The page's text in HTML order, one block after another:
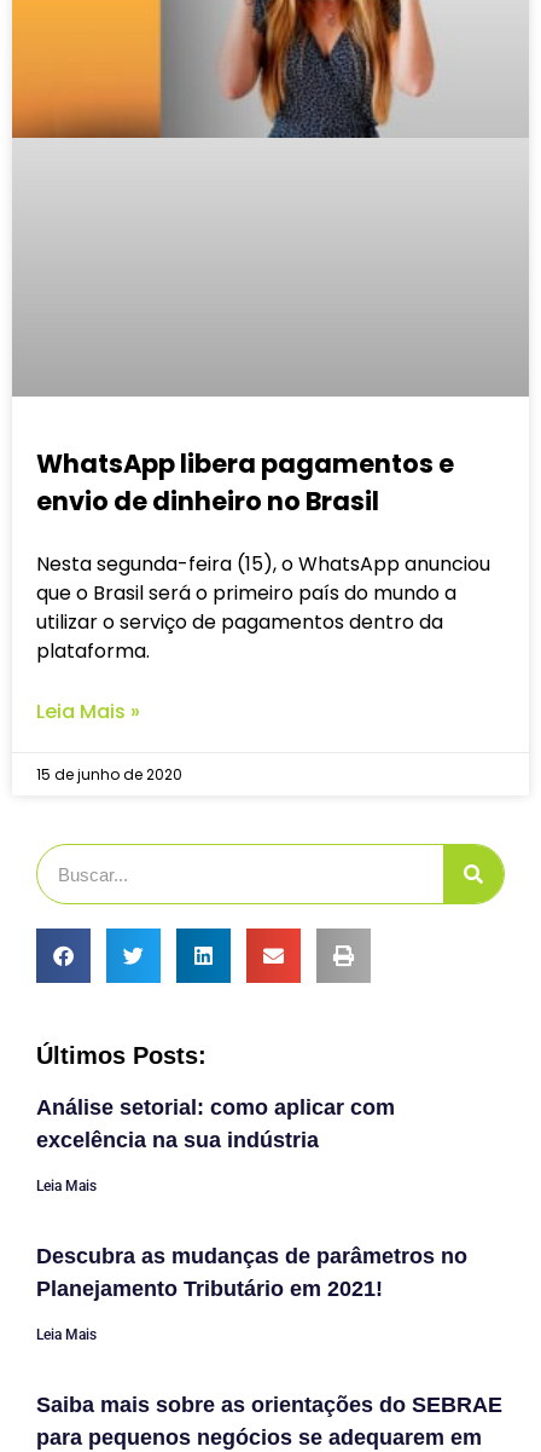
WhatsApp libera pagamentos e
envio de dinheiro no Brasil
Nesta segunda-feira (15), o WhatsApp anunciou
que o Brasil será o primeiro país do mundo a
utilizar o serviço de pagamentos dentro da
plataforma.
Leia Mais »
15 de junho de 2020
Últimos Posts:
Análise setorial: como aplicar com
excelência na sua indústria
Leia Mais
Descubra as mudanças de parâmetros no
Planejamento Tributário em 2021!
Leia Mais
Saiba mais sobre as orientações do SEBRAE
para pequenos negócios se adequarem em